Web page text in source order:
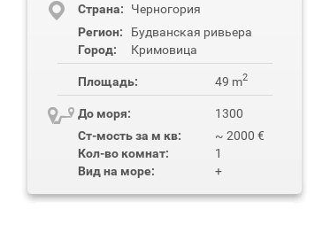
Cтрана:
Черногория
Регион:
Будванская ривьера
Город:
Кримовица
Площадь: 49 m2
До моря:
1300
Ст-мость за м кв:
~ 2000 €
Кол-во комнат:
1
Вид на море:
+